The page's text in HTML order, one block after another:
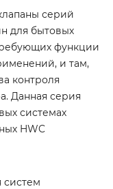
серий
для бытовых
функции
и там,
контроля
Данная серия
системах
HWC
систем